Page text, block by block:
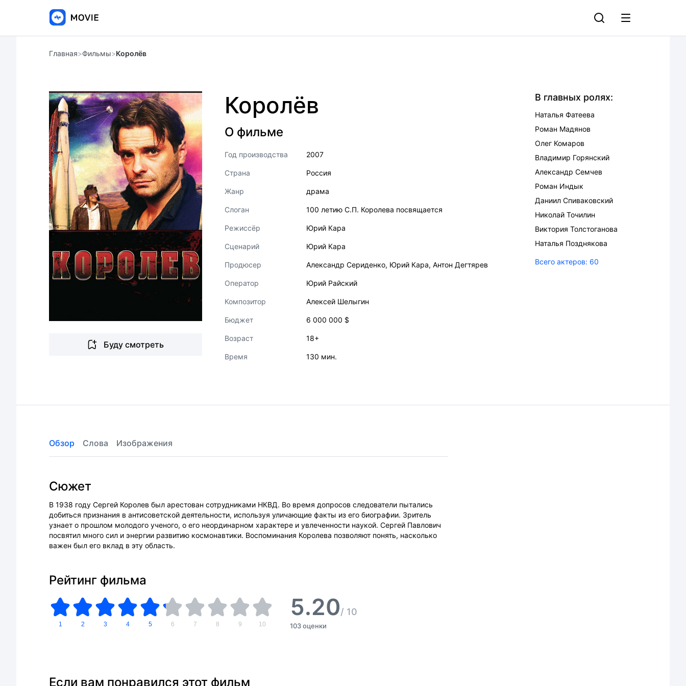
Главная>Фильмы>Королёв
Буду смотреть
Королёв
О фильме
Год производства 2007
Страна Россия
Жанр драма
Слоган 100 летию С.П. Королева посвящается
Режиссёр Юрий Кара
Сценарий Юрий Кара
Продюсер Александр Сериденко, Юрий Кара, Антон Дегтярев
Оператор Юрий Райский
Композитор Алексей Шелыгин
Бюджет 6 000 000 $
Возраст 18+
Время 130 мин.
В главных ролях:
Наталья Фатеева
Роман Мадянов
Олег Комаров
Владимир Горянский
Александр Семчев
Роман Индык
Даниил Спиваковский
Николай Точилин
Виктория Толстоганова
Наталья Позднякова
Всего актеров: 60
Обзор Слова Изображения
Сюжет
В 1938 году Сергей Королев был арестован сотрудниками НКВД. Во время допросов следователи пытались
добиться признания в антисоветской деятельности, используя уличающие факты из его биографии. Зритель
узнает о прошлом молодого ученого, о его неординарном характере и увлеченности наукой. Сергей Павлович
посвятил много сил и энергии развитию космонавтики. Воспоминания Королева позволяют понять, насколько
важен был его вклад в эту область.
Рейтинг фильма
1 2 3 4 5 6 7 8 9 10
5.20/ 10
103 оценки
Если вам понравился этот фильм